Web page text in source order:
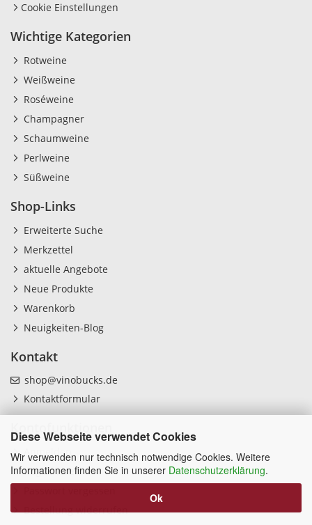
Diese Webseite verwendet Cookies
Wir verwenden nur technisch notwendige Cookies. Weitere
Informationen finden Sie in unserer Datenschutzerklärung.
Ok
Cookie Einstellungen
Wichtige Kategorien
Rotweine
Weißweine
Roséweine
Champagner
Schaumweine
Perlweine
Süßweine
Shop-Links
Erweiterte Suche
Merkzettel
aktuelle Angebote
Neue Produkte
Warenkorb
Neuigkeiten-Blog
Kontakt
shop@vinobucks.de
Kontaktformular
Anmelden
Registrieren
Bestellung widerrufen